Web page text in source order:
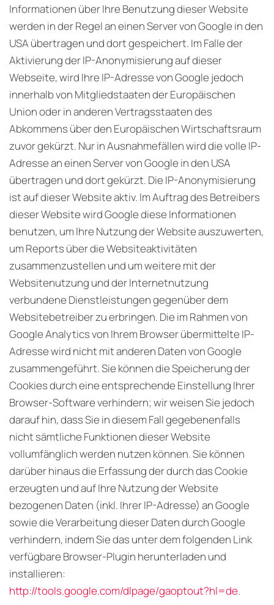
Informationen über Ihre Benutzung dieser Website
werden in der Regel an einen Server von Google in den
USA übertragen und dort gespeichert. Im Falle der
Aktivierung der IP-Anonymisierung auf dieser
Webseite, wird Ihre IP-Adresse von Google jedoch
innerhalb von Mitgliedstaaten der Europäischen
Union oder in anderen Vertragsstaaten des
Abkommens über den Europäischen Wirtschaftsraum
zuvor gekürzt. Nur in Ausnahmefällen wird die volle IP-
Adresse an einen Server von Google in den USA
übertragen und dort gekürzt. Die IP-Anonymisierung
ist auf dieser Website aktiv. Im Auftrag des Betreibers
dieser Website wird Google diese Informationen
benutzen, um Ihre Nutzung der Website auszuwerten,
um Reports über die Websiteaktivitäten
zusammenzustellen und um weitere mit der
Websitenutzung und der Internetnutzung
verbundene Dienstleistungen gegenüber dem
Websitebetreiber zu erbringen. Die im Rahmen von
Google Analytics von Ihrem Browser übermittelte IP-
Adresse wird nicht mit anderen Daten von Google
zusammengeführt. Sie können die Speicherung der
Cookies durch eine entsprechende Einstellung Ihrer
Browser-Software verhindern; wir weisen Sie jedoch
darauf hin, dass Sie in diesem Fall gegebenenfalls
nicht sämtliche Funktionen dieser Website
vollumfänglich werden nutzen können. Sie können
darüber hinaus die Erfassung der durch das Cookie
erzeugten und auf Ihre Nutzung der Website
bezogenen Daten (inkl. Ihrer IP-Adresse) an Google
sowie die Verarbeitung dieser Daten durch Google
verhindern, indem Sie das unter dem folgenden Link
verfügbare Browser-Plugin herunterladen und
installieren:
http://tools.google.com/dlpage/gaoptout?hl=de.